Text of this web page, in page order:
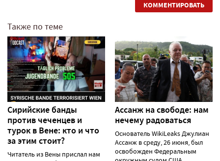
КОММЕНТИРОВАТЬ
Также по теме
Сирийские банды
против чеченцев и
турок в Вене: кто и что
за этим стоит?
Читатель из Вены прислал нам
Ассанж на свободе: нам
нечему радоваться
Основатель WikiLeaks Джулиан
Ассанж в среду, 26 июня, был
освобожден Федеральным